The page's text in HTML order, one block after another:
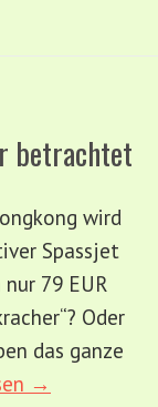
betrachtet
wird
Spassjet
79 EUR
Oder
das ganze
→